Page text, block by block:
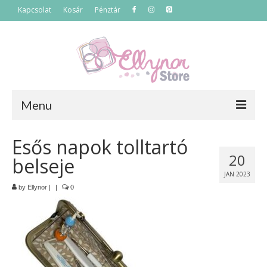
Kapcsolat Kosár Pénztár
Menu
Főoldal
Termékek
Szettek
Akciós termékek
Táskák
Neszeszerek
20
JAN 2023
Esős napok tolltartó
belseje
by Ellynor | | 0